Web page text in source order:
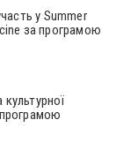
у Summer
за програмою
програмою